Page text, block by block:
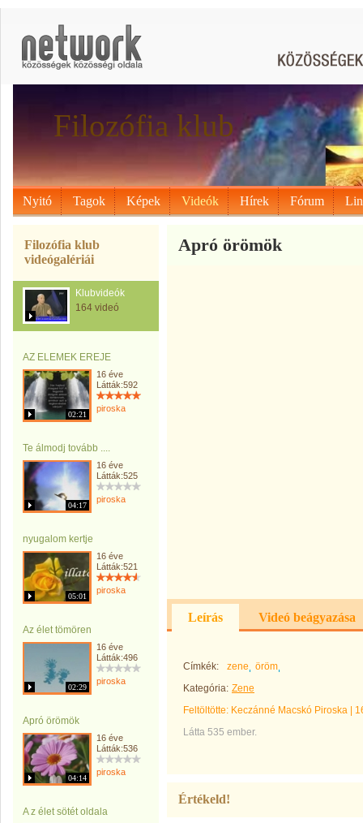
Filozófia klub
Nyitó Tagok Képek Videók Hírek Fórum
Filozófia klub
videógalériái
Klubvideók
164 videó
AZ ELEMEK EREJE
02:21
16 éve
Látták:592
piroska
Te álmodj tovább ....
04:17
16 éve
Látták:525
piroska
nyugalom kertje
05:01
16 éve
Látták:521
piroska
Az élet tömören
02:29
16 éve
Látták:496
piroska
Apró örömök
04:14
16 éve
Látták:536
piroska
A z élet sötét oldala
Apró örömök
Leírás Videó beágyazása
Címkék: zene
öröm
Kategória: Zene
Feltöltötte: Keczánné Macskó Piroska
Látta 535 ember.
Értékeld!